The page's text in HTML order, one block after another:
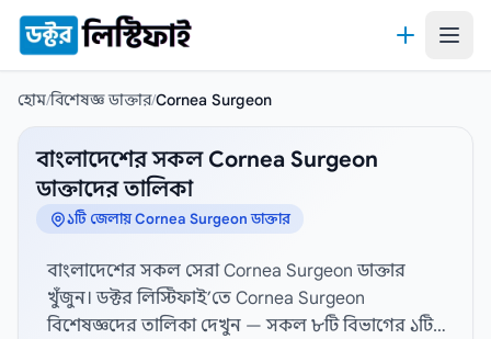
কন্টেন্টে যান
হোম/বিশেষজ্ঞ ডাক্তার/Cornea Surgeon
বাংলাদেশের সকল Cornea Surgeon
ডাক্তাদের তালিকা
১টি জেলায় Cornea Surgeon ডাক্তার
বাংলাদেশের সকল সেরা Cornea Surgeon ডাক্তার
খুঁজুন। ডক্টর লিস্টিফাই’তে Cornea Surgeon
বিশেষজ্ঞদের তালিকা দেখুন — সকল ৮টি বিভাগের ১টি